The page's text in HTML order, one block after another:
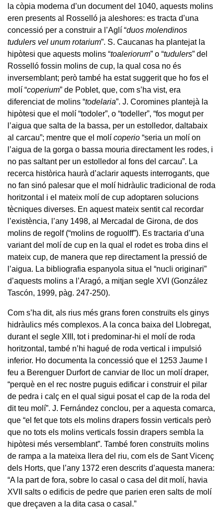
la còpia moderna d’un document del 1040, aquests molins
eren presents al Rosselló ja aleshores: es tracta d’una
concessió per a construir a l’Aglí “duos molendinos
tudulers vel unum rotarium”. S. Caucanas ha plantejat la
hipòtesi que aquests molins “toaleriorum” o “tudulers” del
Rosselló fossin molins de cup, la qual cosa no és
inversemblant; però també ha estat suggerit que ho fos el
molí “coperium” de Poblet, que, com s’ha vist, era
diferenciat de molins “todelaria”. J. Coromines plantejà la
hipòtesi que el molí “todoler”, o “todeller”, “fos mogut per
l’aigua que salta de la bassa, per un estolledor, daltabaix
al carcau”; mentre que el molí coperio “seria un molí on
l’aigua de la gorga o bassa mouria directament les rodes, i
no pas saltant per un estolledor al fons del carcau”. La
recerca històrica haurà d’aclarir aquests interrogants, que
no fan sinó palesar que el molí hidràulic tradicional de roda
horitzontal i el mateix molí de cup adoptaren solucions
tècniques diverses. En aquest mateix sentit cal recordar
l’existència, l’any 1498, al Mercadal de Girona, de dos
molins de regolf (“molins de roguolff”). Es tractaria d’una
variant del molí de cup en la qual el rodet es troba dins el
mateix cup, de manera que rep directament la pressió de
l’aigua. La bibliografia espanyola situa el “nucli originari”
d’aquests molins a l’Aragó, a mitjan segle XVI (González
Tascón, 1999, pàg. 247-250).
Com s’ha dit, als rius més grans foren construïts els ginys
hidràulics més complexos. A la conca baixa del Llobregat,
durant el segle XIII, tot i predominar-hi el molí de roda
horitzontal, també n’hi hagué de roda vertical i impulsió
inferior. Ho documenta la concessió que el 1253 Jaume I
feu a Berenguer Durfort de canviar de lloc un molí draper,
“perquè en el rec nostre puguis edificar i construir el pilar
de pedra i calç en el qual sigui posat el cap de la roda del
dit teu molí”. J. Fernández conclou, per a aquesta comarca,
que “el fet que tots els molins drapers fossin verticals però
que no tots els molins verticals fossin drapers sembla la
hipòtesi més versemblant”. També foren construïts molins
de rampa a la mateixa llera del riu, com els de Sant Vicenç
dels Horts, que l’any 1372 eren descrits d’aquesta manera:
“A la part de fora, sobre lo casal o casa del dit molí, havia
XVII salts o edificis de pedre que parien eren salts de molí
que dreçaven a la dita casa o casal.”